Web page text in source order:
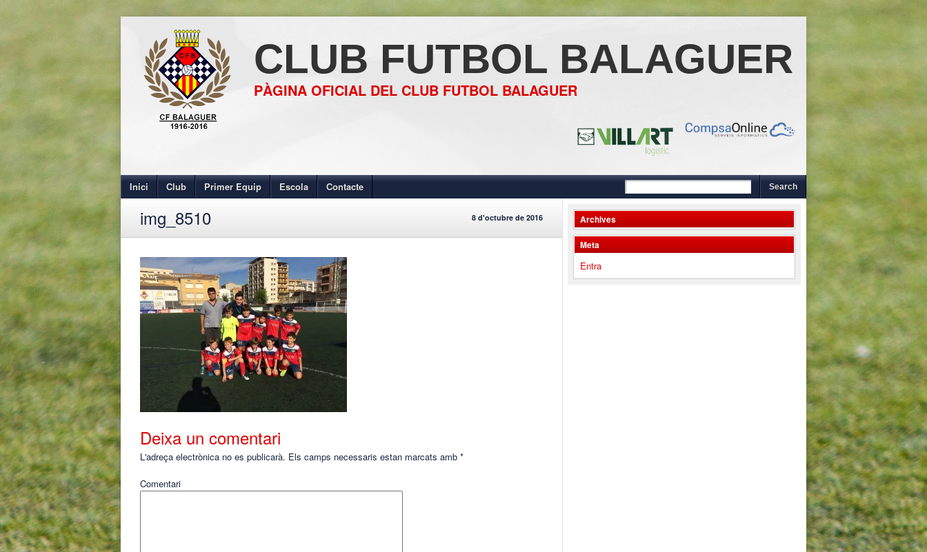
CLUB FUTBOL BALAGUER
PÀGINA OFICIAL DEL CLUB FUTBOL BALAGUER
Inici Club Primer Equip Escola Contacte
img_8510 8 d'octubre de 2016
Deixa un comentari
L'adreça electrònica no es publicarà. Els camps necessaris estan marcats amb *
Comentari
Archives
Meta
Entra